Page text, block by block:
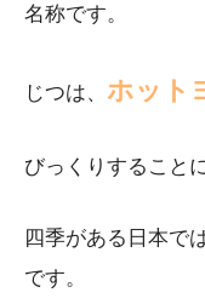
名称です。
じつは、 ホット
びっくりすること
四季がある日本では
です。